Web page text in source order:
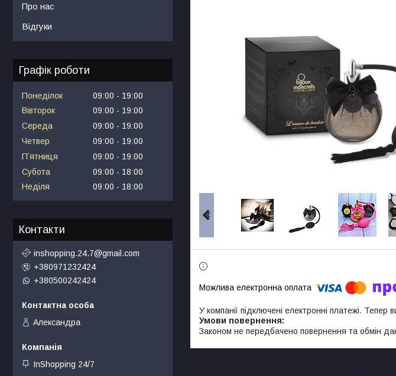
У компанії підключені електронні платежі.
Законом не передбачено повернення та обмін
Про нас
Відгуки
Графік роботи
Понеділок 09:00
19:00
Вівторок
09:00
19:00
Середа
09:00
19:00
Четвер
09:00
19:00
Пʼятниця
09:00
19:00
Субота
09:00
18:00
Неділя
09:00 18:00
Контакти
inshopping.24.7@gmail.com
+380971232424
+380500242424
Александра
InShopping 24/7